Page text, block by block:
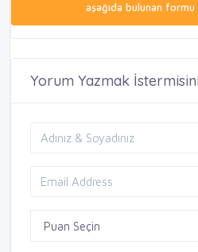
aşağıda bulunan
Yorum Yazmak